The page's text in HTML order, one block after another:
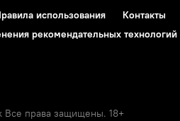
использования Контакты
рекомендательных технологий
права защищены. 18+